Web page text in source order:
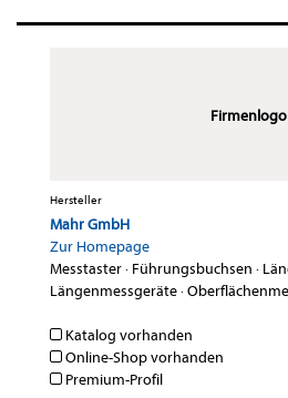
Firmenlogo
Hersteller
Mahr GmbH
Zur Homepage
Messtaster· Führungsbuchsen ·
Längenmessgeräte·
Katalog vorhanden
Online-Shop vorhanden
Premium-Profil